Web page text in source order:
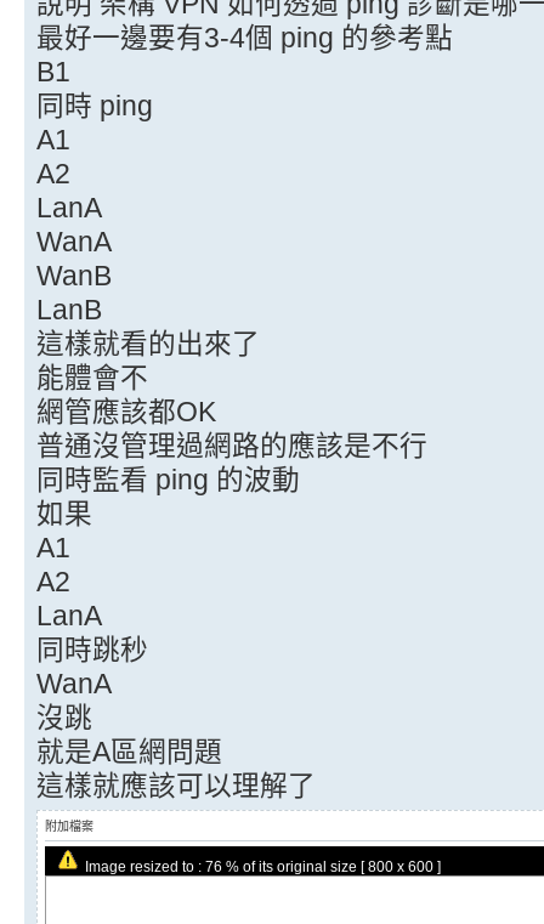
最好一邊要有3-4個 ping 的參考點
B1
同時 ping
A1
A2
LanA
WanA
WanB
LanB
這樣就看的出來了
能體會不
網管應該都OK
普通沒管理過網路的應該是不行
同時監看 ping 的波動
如果
A1
A2
LanA
同時跳秒
WanA
沒跳
就是A區網問題
這樣就應該可以理解了
附加檔案
Image resized to : 76 % of its original size [ 800 x 600 ]